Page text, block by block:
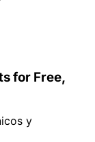
for Free,
y